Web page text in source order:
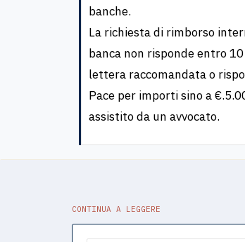
banche.
La richiesta di rimborso
banca non risponde entro
lettera raccomandata o
Pace per importi sino a
assistito da un avvocato.
CONTINUA A LEGGERE